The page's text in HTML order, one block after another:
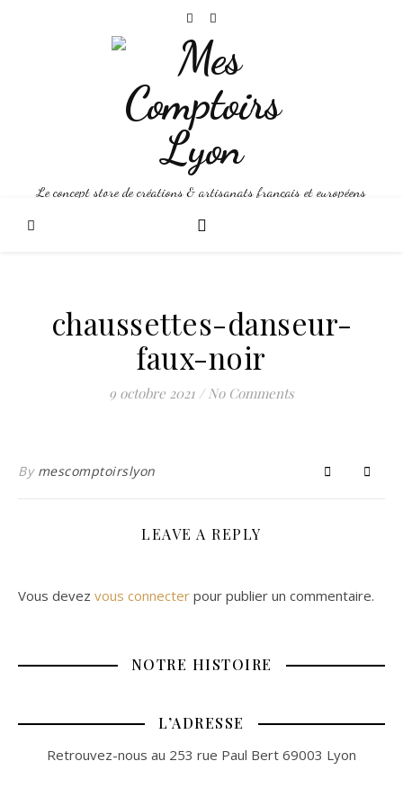
Le concept store de créations & artisanats français et européens
chaussettes-danseur-
faux-noir
9 octobre 2021 / No Comments
By mescomptoirslyon
LEAVE A REPLY
Vous devez vous connecter pour publier un commentaire.
NOTRE HISTOIRE
L’ADRESSE
Retrouvez-nous au 253 rue Paul Bert 69003 Lyon